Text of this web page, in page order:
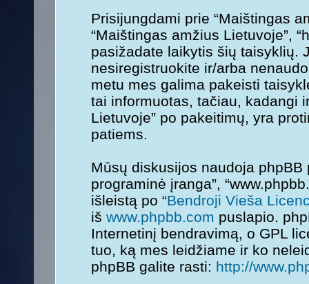
Prisijungdami prie “Maištingas
“Maištingas amžius Lietuvoje”,
pasižadate laikytis šių taisyklių.
nesiregistruokite ir/arba
metu mes galima pakeisti
tai informuotas, tačiau, kadangi
Lietuvoje” po pakeitimų, yra
patiems.
Mūsų diskusijos naudoja phpBB
programinė įranga”,
išleistą po “Bendroji Vieša
iš www.phpbb.com puslapio.
Internetinį bendravimą, o GPL
tuo, ką mes leidžiame ir ko
phpBB galite rasti: http://